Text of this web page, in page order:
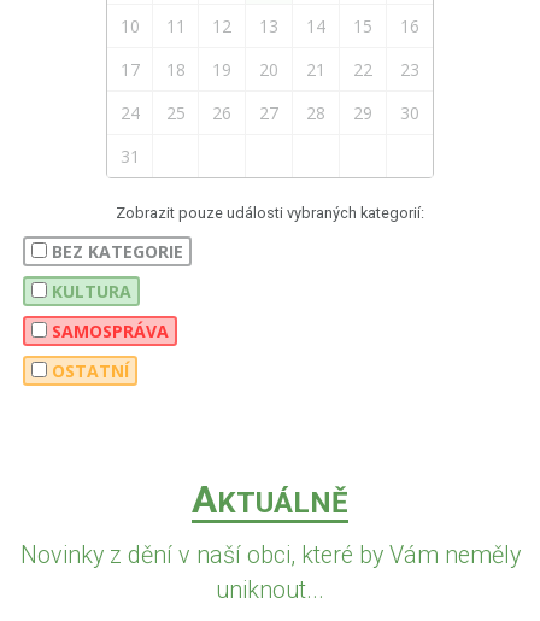
10 11 12 13 14 15
16
17
18 19 20 21 22
23
24
25 26 27 28 29
30
31
Zobrazit pouze události vybraných kategorií:
BEZ KATEGORIE
KULTURA
SAMOSPRÁVA
OSTATNÍ
AKTUÁLNĚ
Novinky z dění v naší obci, které by Vám neměly
uniknout...